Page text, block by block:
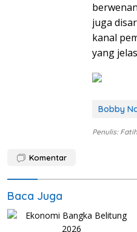
juga
kanal
yang
Bobby
Penulis: Fatih
Komentar
Baca Juga